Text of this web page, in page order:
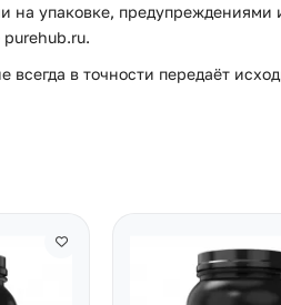
упаковке,
в точности передаёт